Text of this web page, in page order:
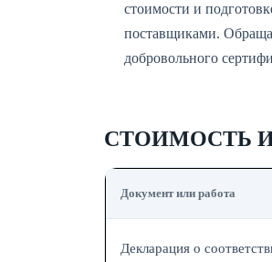
стоимости и
поставщиками.
добровольного
СТОИМОСТЬ
Документ или работа
Декларация о